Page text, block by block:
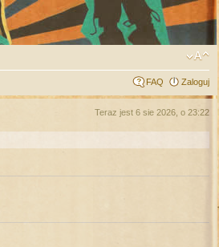
FAQ Zaloguj
Teraz jest 6 sie 2026, o 23:22